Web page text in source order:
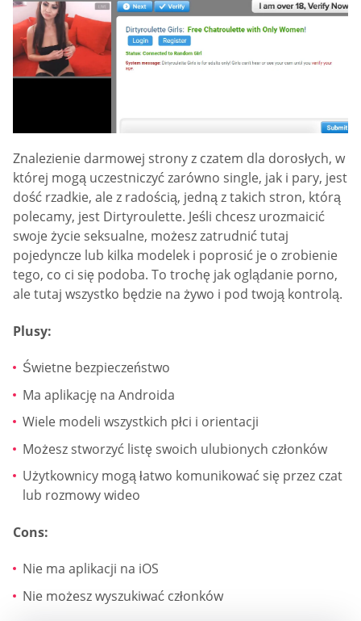
Znalezienie darmowej strony z czatem dla dorosłych, w
której mogą uczestniczyć zarówno single, jak i pary, jest
dość rzadkie, ale z radością, jedną z takich stron, którą
polecamy, jest Dirtyroulette. Jeśli chcesz urozmaicić
swoje życie seksualne, możesz zatrudnić tutaj
pojedyncze lub kilka modelek i poprosić je o zrobienie
tego, co ci się podoba. To trochę jak oglądanie porno,
ale tutaj wszystko będzie na żywo i pod twoją kontrolą.
Plusy:
Świetne bezpieczeństwo
Ma aplikację na Androida
Wiele modeli wszystkich płci i orientacji
Możesz stworzyć listę swoich ulubionych członków
Użytkownicy mogą łatwo komunikować się przez czat
lub rozmowy wideo
Cons:
Nie ma aplikacji na iOS
Nie możesz wyszukiwać członków